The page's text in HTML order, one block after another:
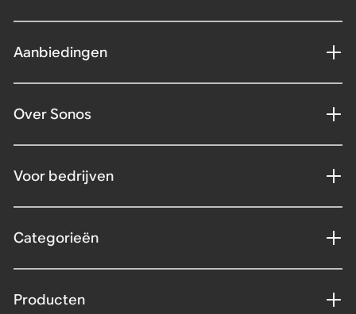
Aanbiedingen
Over Sonos
Voor bedrijven
Categorieën
Producten